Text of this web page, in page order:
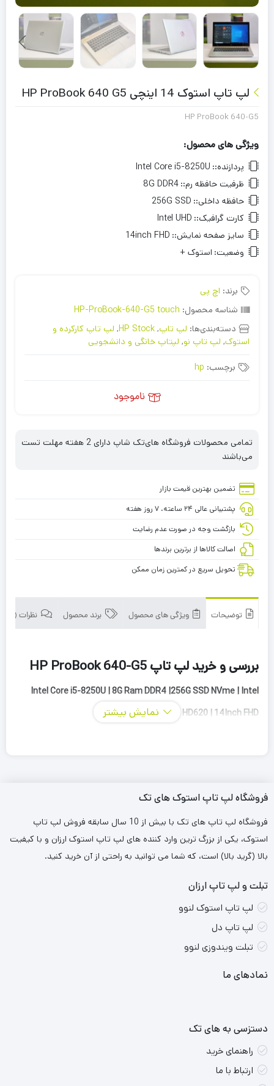
لپ تاپ استوک 14 اینچی HP ProBook 640 G5
HP ProBook 640-G5
ویژگی های محصول:
پردازنده:: Intel Core i5-8250U
ظرفیت حافظه رم:: 8G DDR4
حافظه داخلی:: 256G SSD
کارت گرافیک:: Intel UHD
سایز صفحه نمایش:: 14inch FHD
وضعیت: استوک +
برند: اچ پی
شناسه محصول: HP-ProBook-640-G5 touch
دسته‌بندی‌ها: لپ تاپ,
HP Stock
, لپ تاپ کارکرده و
استوک, لپ تاپ نو, لپتاپ خانگی و دانشجویی
برچسب: hp
ناموجود
تمامی محصولات فروشگاه های‌تک شاپ دارای 2 هفته مهلت تست
می‌باشند
تضمین بهترین قیمت بازار
پشتیبانی عالی ۲۴ ساعته، ۷ روز هفته
بازگشت وجه در صورت عدم رضایت
اصالت کالاها از برترین برندها
تحویل سریع در کمترین زمان ممکن
توضیحات ویژگی های محصول برند محصول نظرات (0)
بررسی و خرید لپ تاپ HP ProBook 640-G5
Intel Core i5-8250U | 8G Ram DDR4 |256G SSD NVme | Intel
HD620 | 14Inch FHD
گزینه‌ای مناسب برای کارهای روزمره و استفاده‌های تجاری محسوب
می‌شود.
مشخصات فنی و ویژگی‌ها
:
نمایش بیشتر
فروشگاه لپ تاپ استوک های تک
فروشگاه لپ تاپ های تک با بیش از 10 سال سابقه فروش لپ تاپ
استوک، یکی از بزرگ ترین وارد کننده های لپ تاپ استوک ارزان و با کیفیت
بالا (گرید بالا) است، که شما می توانید به راحتی از آن خرید کنید.
تبلت و لپ تاپ ارزان
لپ تاپ استوک لنوو
لپ تاپ دل
تبلت ویندوزی لنوو
نمادهای ما
دستزسی به های تک
راهنمای خرید
ارتباط با ما